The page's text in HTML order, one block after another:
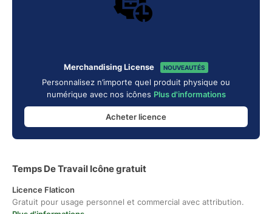
Merchandising License NOUVEAUTÉS
Personnalisez n’importe quel produit physique ou
numérique avec nos icônes Plus d'informations
Acheter licence
Temps De Travail Icône gratuit
Licence Flaticon
Gratuit pour usage personnel et commercial avec attribution.